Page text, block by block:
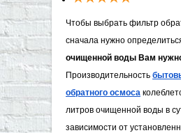
Чтобы выбрать фильтр
сначала нужно
очищенной воды Вам
Производительность
обратного осмоса
литров очищенной воды в
зависимости от